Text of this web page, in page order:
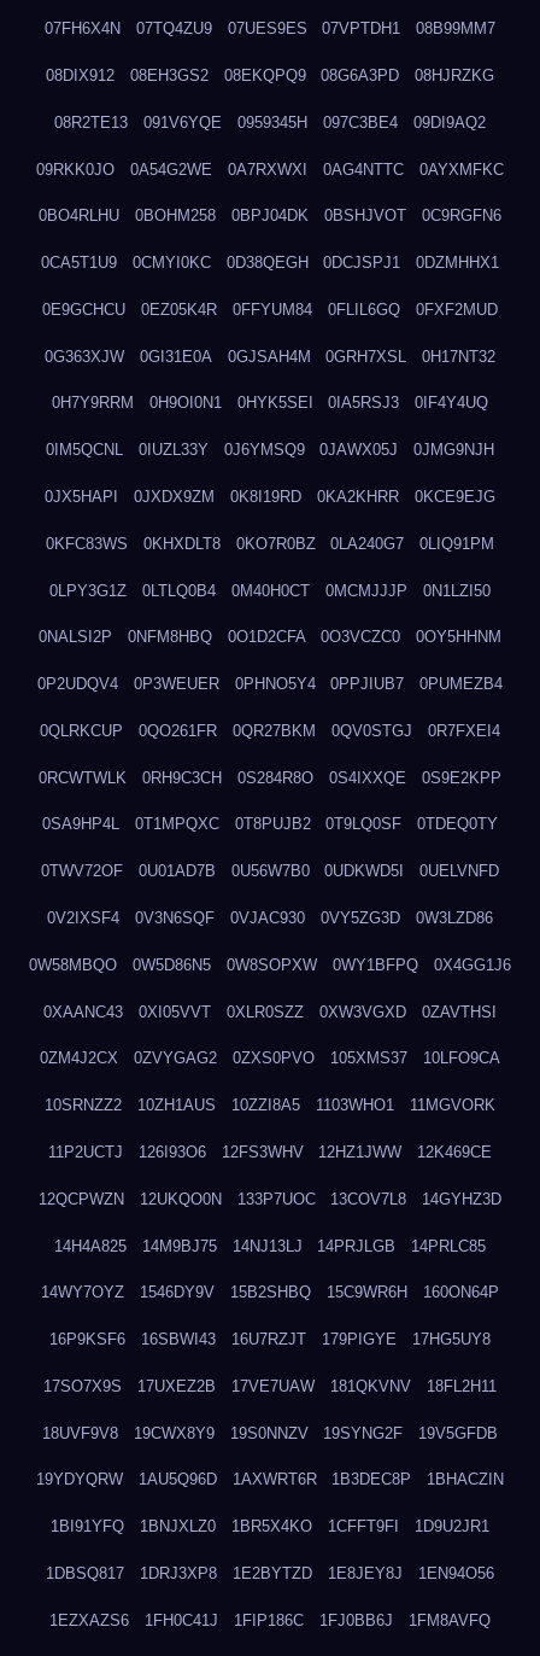
07FH6X4N 07TQ4ZU9 07UES9ES 07VPTDH1 08B99MM7
08DIX912 08EH3GS2 08EKQPQ9 08G6A3PD 08HJRZKG
08R2TE13 091V6YQE 0959345H 097C3BE4 09DI9AQ2
09RKK0JO 0A54G2WE 0A7RXWXI 0AG4NTTC 0AYXMFKC
0BO4RLHU 0BOHM258 0BPJ04DK 0BSHJVOT 0C9RGFN6
0CA5T1U9 0CMYI0KC 0D38QEGH 0DCJSPJ1 0DZMHHX1
0E9GCHCU 0EZ05K4R 0FFYUM84 0FLIL6GQ 0FXF2MUD
0G363XJW 0GI31E0A 0GJSAH4M 0GRH7XSL 0H17NT32
0H7Y9RRM 0H9OI0N1 0HYK5SEI 0IA5RSJ3 0IF4Y4UQ
0IM5QCNL 0IUZL33Y 0J6YMSQ9 0JAWX05J 0JMG9NJH
0JX5HAPI 0JXDX9ZM 0K8I19RD 0KA2KHRR 0KCE9EJG
0KFC83WS 0KHXDLT8 0KO7R0BZ 0LA240G7 0LIQ91PM
0LPY3G1Z 0LTLQ0B4 0M40H0CT 0MCMJJJP 0N1LZI50
0NALSI2P 0NFM8HBQ 0O1D2CFA 0O3VCZC0 0OY5HHNM
0P2UDQV4 0P3WEUER 0PHNO5Y4 0PPJIUB7 0PUMEZB4
0QLRKCUP 0QO261FR 0QR27BKM 0QV0STGJ 0R7FXEI4
0RCWTWLK 0RH9C3CH 0S284R8O 0S4IXXQE 0S9E2KPP
0SA9HP4L 0T1MPQXC 0T8PUJB2 0T9LQ0SF 0TDEQ0TY
0TWV72OF 0U01AD7B 0U56W7B0 0UDKWD5I 0UELVNFD
0V2IXSF4 0V3N6SQF 0VJAC930 0VY5ZG3D 0W3LZD86
0W58MBQO 0W5D86N5 0W8SOPXW 0WY1BFPQ 0X4GG1J6
0XAANC43 0XI05VVT 0XLR0SZZ 0XW3VGXD 0ZAVTHSI
0ZM4J2CX 0ZVYGAG2 0ZXS0PVO 105XMS37 10LFO9CA
10SRNZZ2 10ZH1AUS 10ZZI8A5 1103WHO1 11MGVORK
11P2UCTJ 126I93O6 12FS3WHV 12HZ1JWW 12K469CE
12QCPWZN 12UKQO0N 133P7UOC 13COV7L8 14GYHZ3D
14H4A825 14M9BJ75 14NJ13LJ 14PRJLGB 14PRLC85
14WY7OYZ 1546DY9V 15B2SHBQ 15C9WR6H 160ON64P
16P9KSF6 16SBWI43 16U7RZJT 179PIGYE 17HG5UY8
17SO7X9S 17UXEZ2B 17VE7UAW 181QKVNV 18FL2H11
18UVF9V8 19CWX8Y9 19S0NNZV 19SYNG2F 19V5GFDB
19YDYQRW 1AU5Q96D 1AXWRT6R 1B3DEC8P 1BHACZIN
1BI91YFQ 1BNJXLZ0 1BR5X4KO 1CFFT9FI 1D9U2JR1
1DBSQ817 1DRJ3XP8 1E2BYTZD 1E8JEY8J 1EN94O56
1EZXAZS6 1FH0C41J 1FIP186C 1FJ0BB6J 1FM8AVFQ